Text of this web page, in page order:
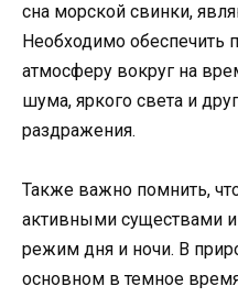
сна морской свинки,
Необходимо обеспечить
атмосферу вокруг на
шума, яркого света и
раздражения.
Также важно помнить,
активными существами
режим дня и ночи. В
основном в темное